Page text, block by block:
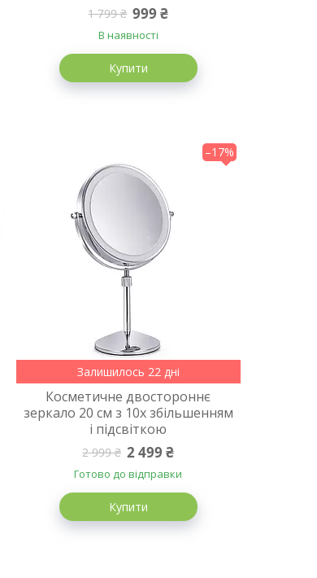
1 799 ₴ 999 ₴
В наявності
Купити
–17%
Залишилось 22 дні
Косметичне двостороннє
зеркало 20 см з 10х збільшенням
і підсвіткою
2 999 ₴ 2 499 ₴
Готово до відправки
Купити